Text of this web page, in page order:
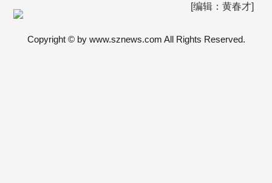
[编辑：黄春才]
Copyright © by www.sznews.com All Rights Reserved.